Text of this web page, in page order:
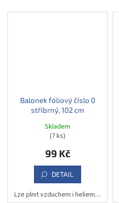
Balonek fóliový číslo 0
stříbrný, 102 cm
Skladem
(7 ks)
99 Kč
DETAIL
Lze plnit vzduchem i heliem....